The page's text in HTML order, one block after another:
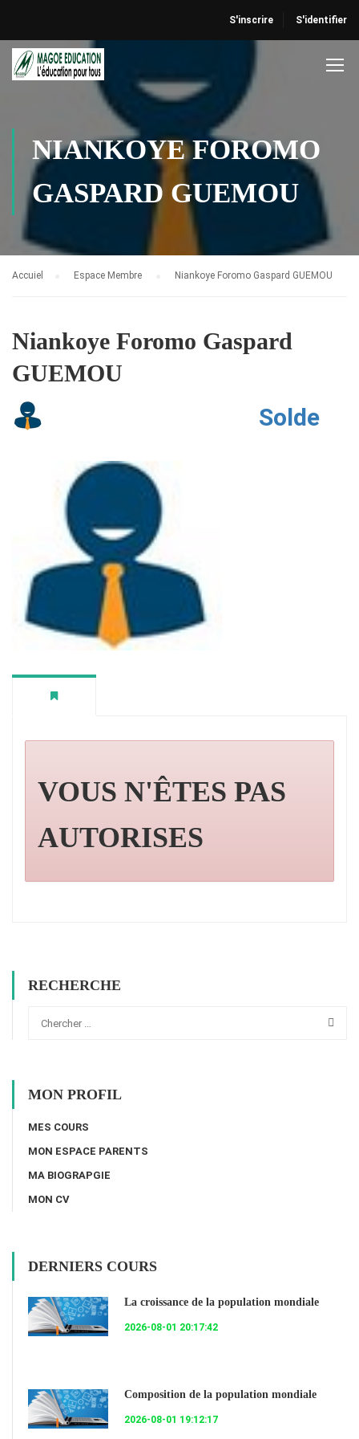
S'inscrire S'identifier
NIANKOYE FOROMO
GASPARD GUEMOU
Accuiel Espace Membre Niankoye Foromo Gaspard GUEMOU
Niankoye Foromo Gaspard
GUEMOU
Solde
VOUS N'ÊTES PAS
AUTORISES
RECHERCHE
MON PROFIL
MES COURS
MON ESPACE PARENTS
MA BIOGRAPGIE
MON CV
DERNIERS COURS
La croissance de la population mondiale
2026-08-01 20:17:42
Composition de la population mondiale
2026-08-01 19:12:17